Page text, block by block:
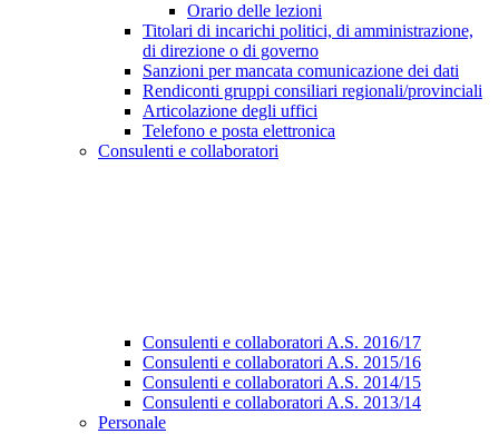
Orario delle lezioni
Titolari di incarichi politici, di amministrazione,
di direzione o di governo
Sanzioni per mancata comunicazione dei dati
Rendiconti gruppi consiliari regionali/provinciali
Articolazione degli uffici
Telefono e posta elettronica
Consulenti e collaboratori
Consulenti e collaboratori A.S. 2016/17
Consulenti e collaboratori A.S. 2015/16
Consulenti e collaboratori A.S. 2014/15
Consulenti e collaboratori A.S. 2013/14
Personale